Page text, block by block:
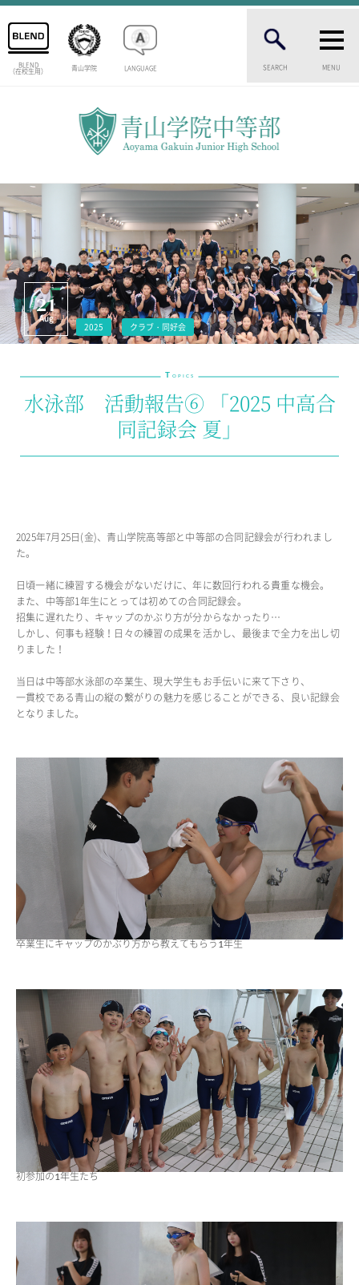
BLEND
（在校生用） 青山学院 LANGUAGE SEARCH MENU
中等部の歴史
特色ある教育
生徒数・教職員数
一貫校の流れ
卒業生インタビュー
校舎情報
メディアライブラリー
教育の特色・紹介
教育課程
キリスト教教育
スクールライフ
1日の流れ
クラブ・同好会紹介
施設設備紹介
制服紹介
学友会
生徒の作品
入試結果
入学金・学費等一覧
学校案内
よくあるご質問
INFORMATION
総合案内
ニュース・トピック
お問い合わせ
キャンパスマップ
アクセスマップ
緊急・災害時の対応
いじめ防止対策
ENGLISHページ
個人情報保護への取り組み
採用情報
21
Aug
2025 クラブ・同好会
T OPICS
水泳部 活動報告⑥ 「2025 中高合
同記録会 夏」
2025年7月25日(金)、青山学院高等部と中等部の合同記録会が行われまし
た。
日頃一緒に練習する機会がないだけに、年に数回行われる貴重な機会。
また、中等部1年生にとっては初めての合同記録会。
招集に遅れたり、キャップのかぶり方が分からなかったり…
しかし、何事も経験！日々の練習の成果を活かし、最後まで全力を出し切
りました！
当日は中等部水泳部の卒業生、現大学生もお手伝いに来て下さり、
一貫校である青山の縦の繋がりの魅力を感じることができる、良い記録会
となりました。
卒業生にキャップのかぶり方から教えてもらう1年生
初参加の1年生たち